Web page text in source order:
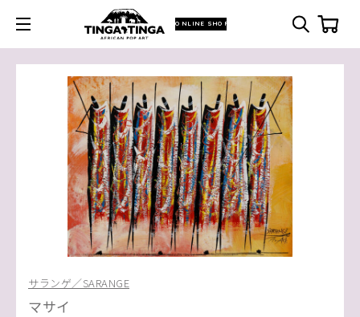
ONLINE SHOP
サランゲ／SARANGE
マサイ